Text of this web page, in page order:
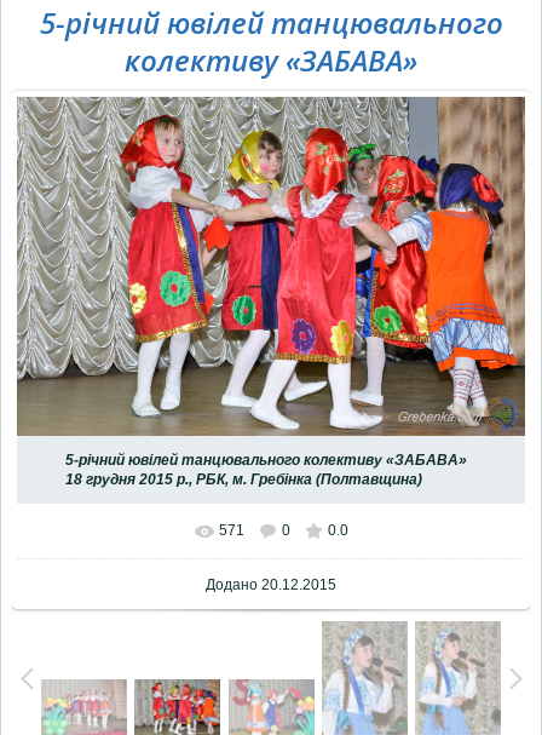
5-річний ювілей танцювального
колективу «ЗАБАВА»
5-річний ювілей танцювального колективу «ЗАБАВА»
18 грудня 2015 р., РБК, м. Гребінка (Полтавщина)
571 0 0.0
Додано 20.12.2015